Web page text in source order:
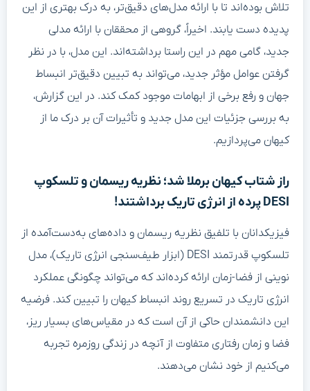
تلاش بوده‌اند تا با ارائه مدل‌های دقیق‌تر، به درک بهتری از این
پدیده دست یابند. اخیراً، گروهی از محققان با ارائه مدلی
جدید، گامی مهم در این راستا برداشته‌اند. این مدل، با در نظر
گرفتن عوامل مؤثر جدید، می‌تواند به تبیین دقیق‌تر انبساط
جهان و رفع برخی از ابهامات موجود کمک کند. در این گزارش،
به بررسی جزئیات این مدل جدید و تأثیرات آن بر درک ما از
کیهان می‌پردازیم.
راز شتاب کیهان برملا شد؛ نظریه ریسمان و تلسکوپ
DESI پرده از انرژی تاریک برداشتند!
فیزیکدانان با تلفیق نظریه ریسمان و داده‌های به‌دست‌آمده از
تلسکوپ قدرتمند DESI (ابزار طیف‌سنجی انرژی تاریک)، مدل
نوینی از فضا-زمان ارائه کرده‌اند که می‌تواند چگونگی عملکرد
انرژی تاریک در تسریع روند انبساط کیهان را تبیین کند. فرضیه
این دانشمندان حاکی از آن است که در مقیاس‌های بسیار ریز،
فضا و زمان رفتاری متفاوت از آنچه در زندگی روزمره تجربه
می‌کنیم از خود نشان می‌دهند.